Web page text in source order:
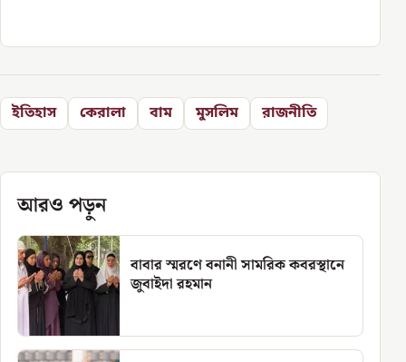
ইতিহাস কেরালা বাম মুসলিম রাজনীতি
আরও পড়ুন
বাবার স্মরণে বনানী সামরিক কবরস্থানে
জুবাইদা রহমান